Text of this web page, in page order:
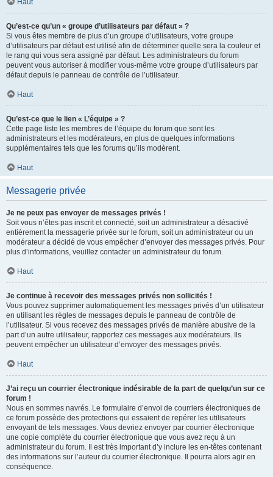
Haut
Qu’est-ce qu’un « groupe d’utilisateurs par défaut » ?
Si vous êtes membre de plus d’un groupe d’utilisateurs, votre groupe
d’utilisateurs par défaut est utilisé afin de déterminer quelle sera la couleur et
le rang qui vous sera assigné par défaut. Les administrateurs du forum
peuvent vous autoriser à modifier vous-même votre groupe d’utilisateurs par
défaut depuis le panneau de contrôle de l’utilisateur.
Haut
Qu’est-ce que le lien « L’équipe » ?
Cette page liste les membres de l’équipe du forum que sont les
administrateurs et les modérateurs, en plus de quelques informations
supplémentaires tels que les forums qu’ils modèrent.
Haut
Messagerie privée
Je ne peux pas envoyer de messages privés !
Soit vous n’êtes pas inscrit et connecté, soit un administrateur a désactivé
entièrement la messagerie privée sur le forum, soit un administrateur ou un
modérateur a décidé de vous empêcher d’envoyer des messages privés. Pour
plus d’informations, veuillez contacter un administrateur du forum.
Haut
Je continue à recevoir des messages privés non sollicités !
Vous pouvez supprimer automatiquement les messages privés d’un utilisateur
en utilisant les règles de messages depuis le panneau de contrôle de
l’utilisateur. Si vous recevez des messages privés de manière abusive de la
part d’un autre utilisateur, rapportez ces messages aux modérateurs. Ils
peuvent empêcher un utilisateur d’envoyer des messages privés.
Haut
J’ai reçu un courrier électronique indésirable de la part de quelqu’un sur ce
forum !
Nous en sommes navrés. Le formulaire d’envoi de courriers électroniques de
ce forum possède des protections qui essaient de repérer les utilisateurs
envoyant de tels messages. Vous devriez envoyer par courrier électronique
une copie complète du courrier électronique que vous avez reçu à un
administrateur du forum. Il est très important d’y inclure les en-têtes contenant
des informations sur l’auteur du courrier électronique. Il pourra alors agir en
conséquence.